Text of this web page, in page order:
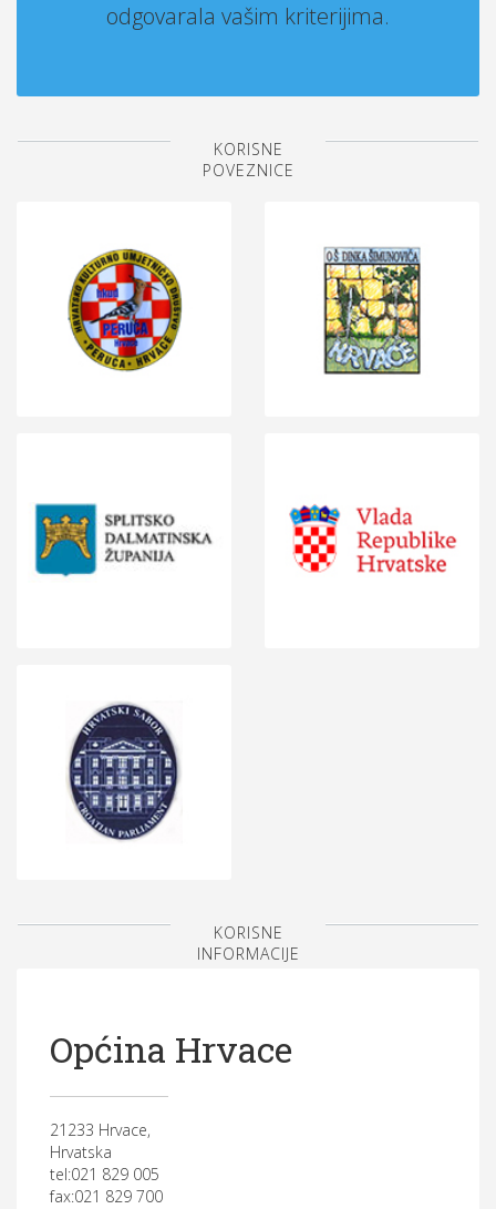
odgovarala vašim kriterijima.
KORISNE
POVEZNICE
KORISNE
INFORMACIJE
Općina Hrvace
21233 Hrvace,
Hrvatska
tel:021 829 005
fax:021 829 700